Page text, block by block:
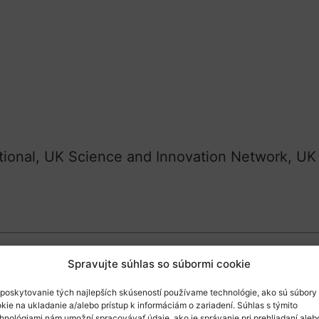
Spravujte súhlas so súbormi cookie
tých najlepších skúseností používame technológie, ako sú súbory
na ukladanie a/alebo prístup k informáciám o zariadení. Súhlas s týmito
UK Science and Innovation Network,
and Innovation Network a UK Research
ktorého budú predstavené aktuálne